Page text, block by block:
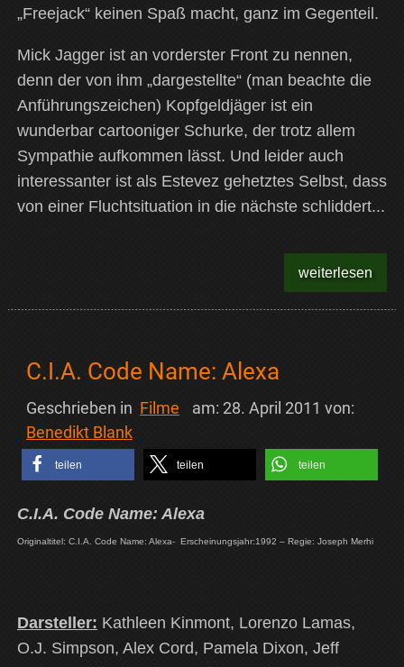
„Freejack“ keinen Spaß macht, ganz im Gegenteil.
Mick Jagger ist an vorderster Front zu nennen,
denn der von ihm „dargestellte“ (man beachte die
Anführungszeichen) Kopfgeldjäger ist ein
wunderbar cartooniger Schurke, der trotz allem
Sympathie aufkommen lässt. Und leider auch
interessanter ist als Estevez gehetztes Selbst, dass
von einer Fluchtsituation in die nächste schliddert...
weiterlesen
C.I.A. Code Name: Alexa
Geschrieben in Filme am: 28. April 2011 von:
Benedikt Blank
teilen teilen teilen
C.I.A. Code Name: Alexa
Originaltitel: C.I.A. Code Name: Alexa- Erscheinungsjahr:1992 – Regie: Joseph Merhi
Darsteller: Kathleen Kinmont, Lorenzo Lamas,
O.J. Simpson, Alex Cord, Pamela Dixon, Jeff